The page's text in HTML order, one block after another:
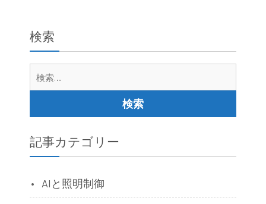
検索
記事カテゴリー
AIと照明制御